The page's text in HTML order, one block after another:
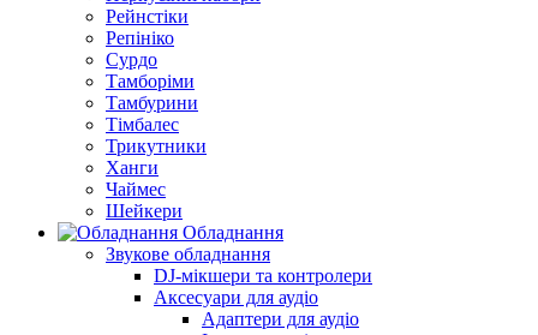
Рейнстіки
Репініко
Сурдо
Тамборіми
Тамбурини
Тімбалес
Трикутники
Ханги
Чаймес
Шейкери
Обладнання
Звукове обладнання
DJ-мікшери та контролери
Аксесуари для аудіо
Адаптери для аудіо